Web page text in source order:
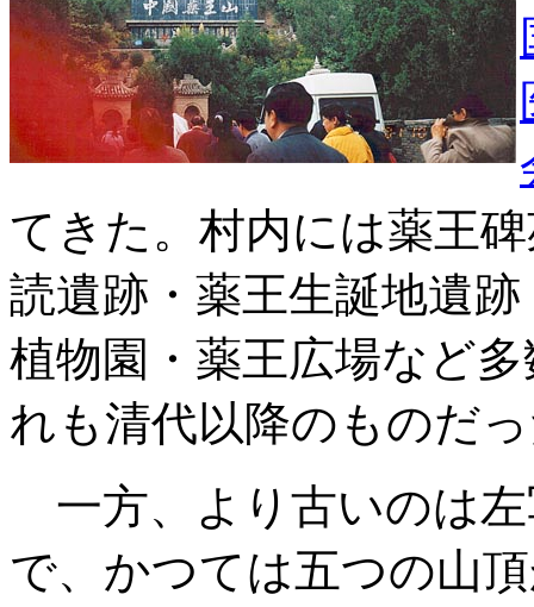
てきた。村内には薬王
読遺跡・薬王生誕地遺
植物園・薬王広場など
れも清代以降のものだ
一方、より古いのは
で、かつては五つの山